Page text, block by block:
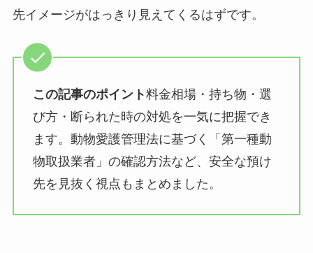
先イメージがはっきり見えてくるはずです。
この記事のポイント料金相場・持ち物・選
び方・断られた時の対処を一気に把握でき
ます。動物愛護管理法に基づく「第一種動
物取扱業者」の確認方法など、安全な預け
先を見抜く視点もまとめました。